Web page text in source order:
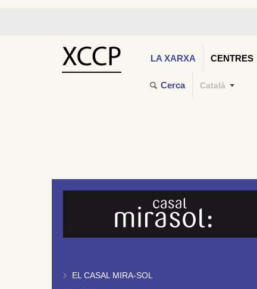
LA XARXA CENTRES
Cerca Català
EL CASAL MIRA-SOL